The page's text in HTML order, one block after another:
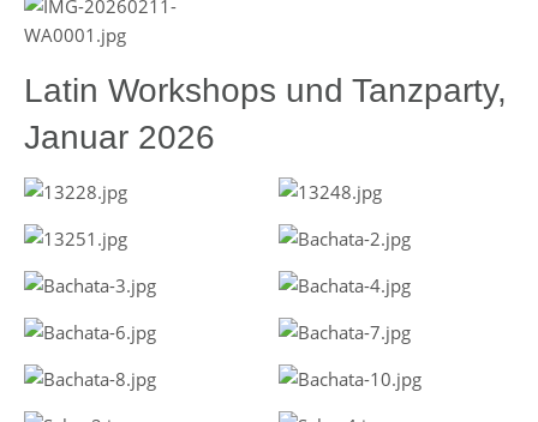
Latin Workshops und Tanzparty,
Januar 2026